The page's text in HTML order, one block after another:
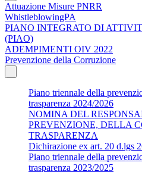
Attuazione Misure PNRR
WhistleblowingPA
PIANO INTEGRATO DI
(PIAO)
ADEMPIMENTI OIV 2022
Prevenzione della Corruzione
Piano triennale della
trasparenza 2024/2026
NOMINA DEL
PREVENZIONE, DELLA
TRASPARENZA
Dichirazione ex art. 20 d.lgs
Piano triennale della
trasparenza 2023/2025